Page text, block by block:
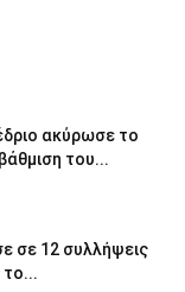
ακύρωσε το
του...
σε 12 συλλήψεις